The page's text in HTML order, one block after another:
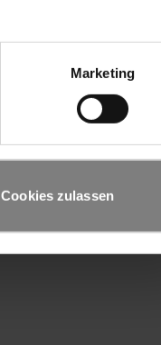
Marketing
Cookies zulassen